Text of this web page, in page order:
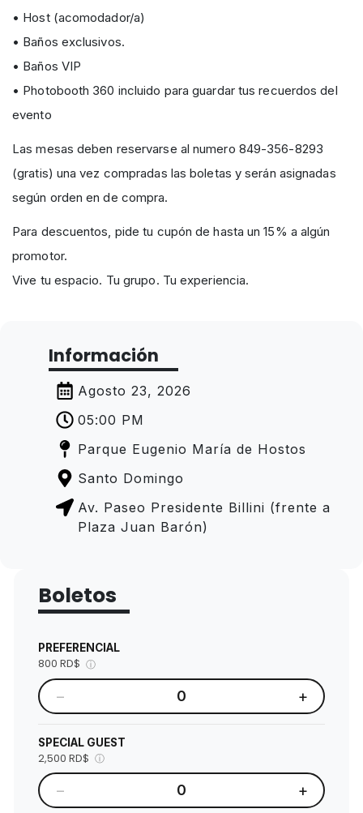
• Host (acomodador/a)
• Baños exclusivos.
• Baños VIP
• Photobooth 360 incluido para guardar tus recuerdos del
evento
Las mesas deben reservarse al numero 849-356-8293
(gratis) una vez compradas las boletas y serán asignadas
según orden en de compra.
Para descuentos, pide tu cupón de hasta un 15% a algún
promotor.
Vive tu espacio. Tu grupo. Tu experiencia.
Información
Agosto 23, 2026
05:00 PM
Parque Eugenio María de Hostos
Santo Domingo
Av. Paseo Presidente Billini (frente a
Plaza Juan Barón)
Boletos
PREFERENCIAL
800 RD$ ⓘ
− 0 +
SPECIAL GUEST
2,500 RD$ ⓘ
− 0 +